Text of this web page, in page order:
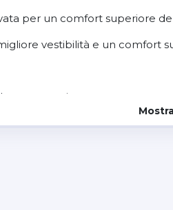
per un comfort superiore
vestibilità e un comfort
come aggiornamento